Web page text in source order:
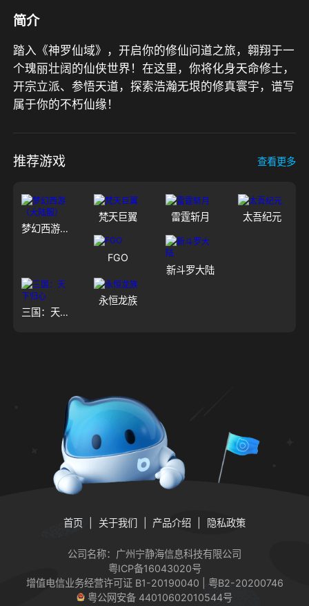
简介
踏入《神罗仙域》，开启你的修仙问道之旅，翱翔于一
个瑰丽壮阔的仙侠世界！在这里，你将化身天命修士，
开宗立派、参悟天道，探索浩瀚无垠的修真寰宇，谱写
属于你的不朽仙缘！
推荐游戏 查看更多
梦幻西游（大陆服）
梵天巨翼 雷霆斩月 太吾纪元
FGO
新斗罗大陆
三国：天下归心
永恒龙族
首页 关于我们 产品介绍 隐私政策
公司名称：广州宁静海信息科技有限公司
粤ICP备16043020号
增值电信业务经营许可证 B1-20190040 | 粤B2-20200746
粤公网安备 44010602010544号